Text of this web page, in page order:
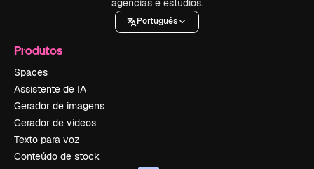
agências e estúdios.
Português
Produtos
Spaces
Assistente de IA
Gerador de imagens
Gerador de vídeos
Texto para voz
Conteúdo de stock